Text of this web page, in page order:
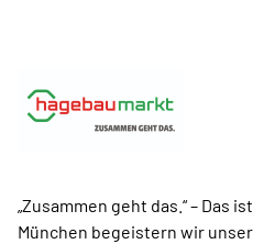
„Zusammen geht das.“ – Das
München begeistern wir